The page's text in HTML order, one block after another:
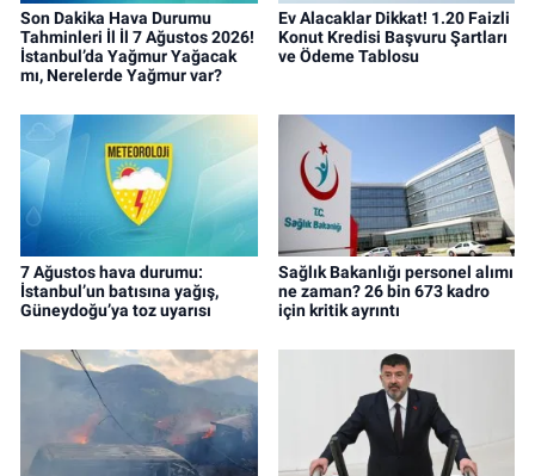
Son Dakika Hava Durumu
Tahminleri İl İl 7 Ağustos 2026!
İstanbul’da Yağmur Yağacak
mı, Nerelerde Yağmur var?
Ev Alacaklar Dikkat! 1.20 Faizli
Konut Kredisi Başvuru Şartları
ve Ödeme Tablosu
7 Ağustos hava durumu:
İstanbul’un batısına yağış,
Güneydoğu’ya toz uyarısı
Sağlık Bakanlığı personel alımı
ne zaman? 26 bin 673 kadro
için kritik ayrıntı